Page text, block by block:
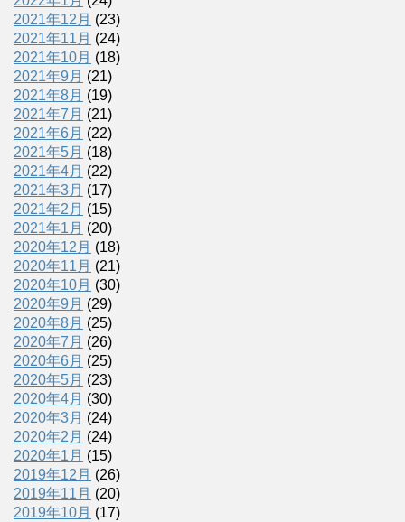
2021年12月 (23)
2021年11月 (24)
2021年10月 (18)
2021年9月 (21)
2021年8月 (19)
2021年7月 (21)
2021年6月 (22)
2021年5月 (18)
2021年4月 (22)
2021年3月 (17)
2021年2月 (15)
2021年1月 (20)
2020年12月 (18)
2020年11月 (21)
2020年10月 (30)
2020年9月 (29)
2020年8月 (25)
2020年7月 (26)
2020年6月 (25)
2020年5月 (23)
2020年4月 (30)
2020年3月 (24)
2020年2月 (24)
2020年1月 (15)
2019年12月 (26)
2019年11月 (20)
2019年10月 (17)